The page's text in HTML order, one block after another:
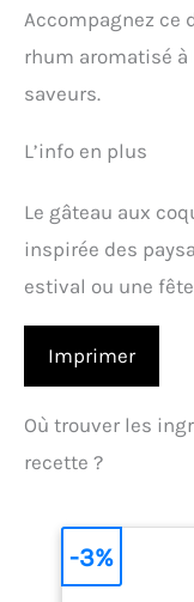
Accompagnez ce
rhum aromatisé
saveurs.
L’info en plus
Le gâteau aux
inspirée des
estival ou une
Imprimer
Où trouver les
recette ?
-3%